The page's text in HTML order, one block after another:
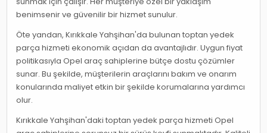
benimsenir ve güvenilir bir hizmet sunulur.
Öte yandan, Kırıkkale Yahşihan'da bulunan toptan yedek
parça hizmeti ekonomik açıdan da avantajlıdır. Uygun fiyat
politikasıyla Opel araç sahiplerine bütçe dostu çözümler
sunar. Bu şekilde, müşterilerin araçlarını bakım ve onarım
konularında maliyet etkin bir şekilde korumalarına yardımcı
olur.
Kırıkkale Yahşihan'daki toptan yedek parça hizmeti Opel